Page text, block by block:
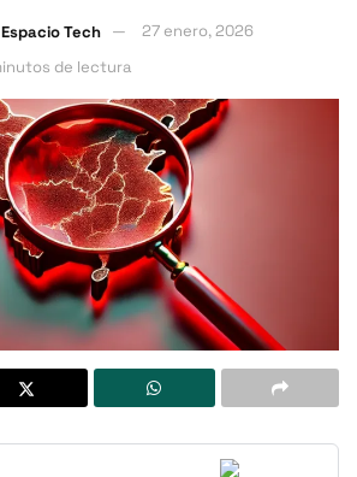
Tech
27 enero, 2026
de lectura